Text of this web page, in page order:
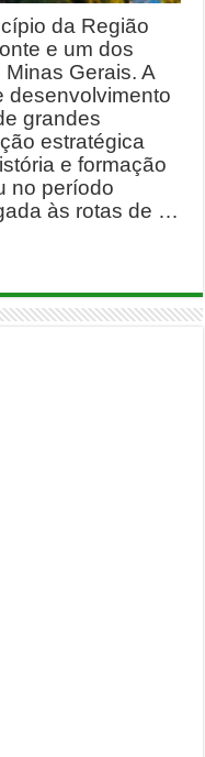
da Região
e um dos
Gerais. A
desenvolvimento
grandes
estratégica
e formação
no período
às rotas de …